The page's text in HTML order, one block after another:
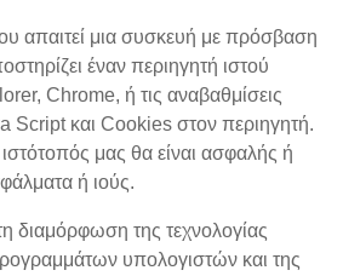
απαιτεί μια συσκευή με πρόσβαση
έναν περιηγητή ιστού
Chrome, ή τις αναβαθμίσεις
Script και Cookies στον περιηγητή.
μας θα είναι ασφαλής ή
ή ιούς.
διαμόρφωση της τεχνολογίας
υπολογιστών και της